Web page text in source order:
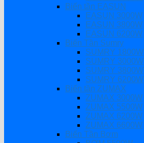
Biến tần EASUN
EASUN 3000W
EASUN 3800W
EASUN 6200W
Biến Tần Sumry
SUMRY 1800W
SUMRY 3000W
SUMRY 3800W
SUMRY 6200W
Biến tần ZUMAX
ZUMAX 3000W
ZUMAX 5500W
ZUMAX 6200W
ZUMAX 6600W
Biến Tần Bơm